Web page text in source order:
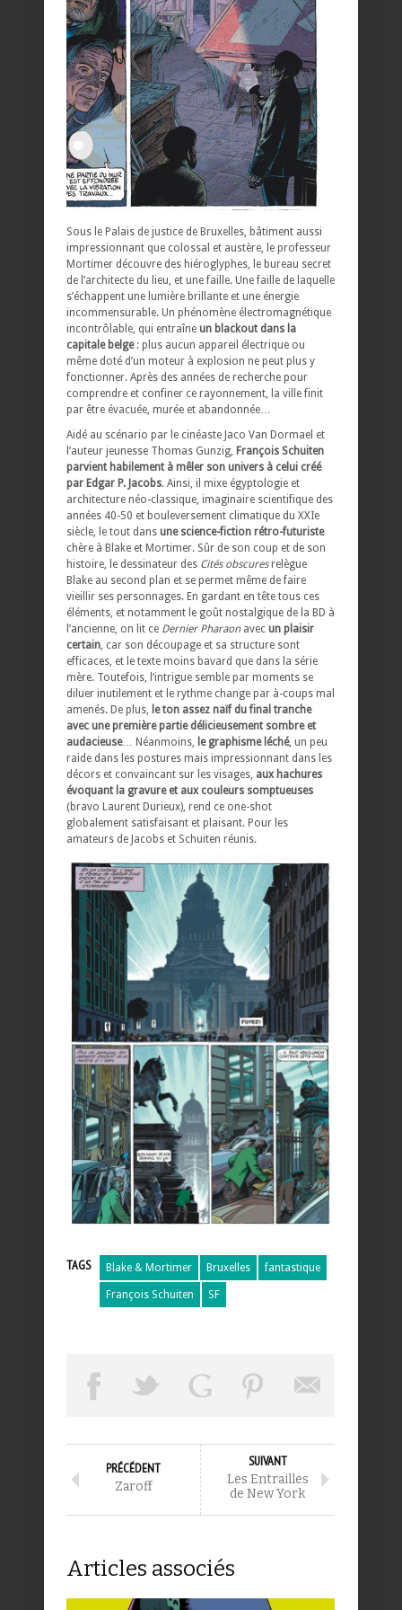
Sous le Palais de justice de Bruxelles, bâtiment aussi
impressionnant que colossal et austère, le professeur
Mortimer découvre des hiéroglyphes, le bureau secret
de l’architecte du lieu, et une faille. Une faille de laquelle
s’échappent une lumière brillante et une énergie
incommensurable. Un phénomène électromagnétique
incontrôlable, qui entraîne un blackout dans la
capitale belge: plus aucun appareil électrique ou
même doté d’un moteur à explosion ne peut plus y
fonctionner. Après des années de recherche pour
comprendre et confiner ce rayonnement, la ville finit
par être évacuée, murée et abandonnée…
Aidé au scénario par le cinéaste Jaco Van Dormael et
l’auteur jeunesse Thomas Gunzig, François Schuiten
parvient habilement à mêler son univers à celui créé
par Edgar P. Jacobs. Ainsi, il mixe égyptologie et
architecture néo-classique, imaginaire scientifique des
années 40-50 et bouleversement climatique du XXIe
siècle, le tout dans une science-fiction rétro-futuriste
chère à Blake et Mortimer. Sûr de son coup et de son
histoire, le dessinateur des Cités obscuresrelègue
Blake au second plan et se permet même de faire
vieillir ses personnages. En gardant en tête tous ces
éléments, et notamment le goût nostalgique de la BD à
l’ancienne, on lit ce Dernier Pharaonavec un plaisir
certain, car son découpage et sa structure sont
efficaces, et le texte moins bavard que dans la série
mère. Toutefois, l’intrigue semble par moments se
diluer inutilement et le rythme change par à-coups mal
amenés. De plus, le ton assez naïf du final tranche
avec une première partie délicieusement sombre et
audacieuse… Néanmoins, le graphisme léché, un peu
raide dans les postures mais impressionnant dans les
décors et convaincant sur les visages, aux hachures
évoquant la gravure et aux couleurs somptueuses
(bravo Laurent Durieux), rend ce one-shot
globalement satisfaisant et plaisant. Pour les
amateurs de Jacobs et Schuiten réunis.
TAGS Blake & Mortimer Bruxelles fantastique
François Schuiten SF
PRÉCÉDENT
Zaroff
SUIVANT
Les Entrailles
de New York
Articles associés